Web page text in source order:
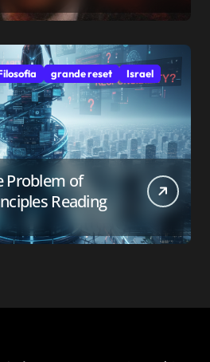
grande reset
Israel
Problem of
Reading